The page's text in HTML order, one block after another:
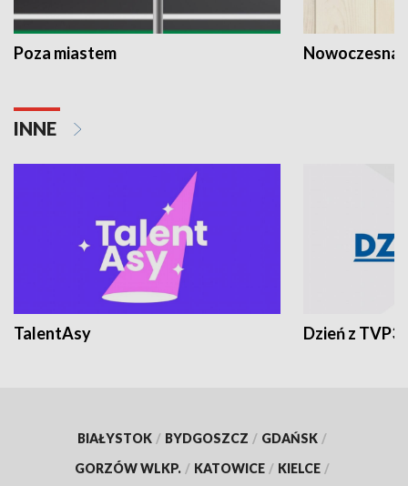
Poza miastem Nowoczesna
INNE
TalentAsy Dzień z TVP3
BIAŁYSTOK / BYDGOSZCZ / GDAŃSK /
GORZÓW WLKP. / KATOWICE / KIELCE /